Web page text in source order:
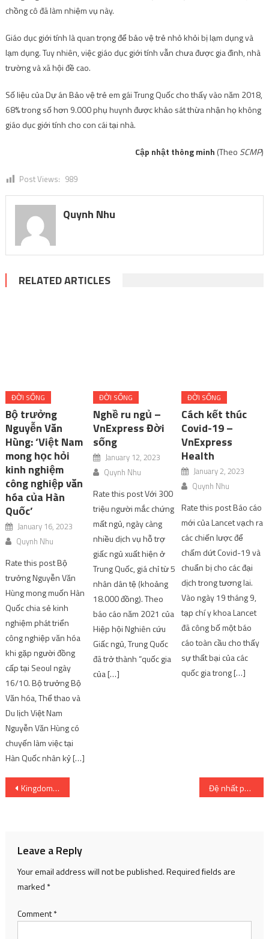
chồng cô đã làm nhiệm vụ này.
Giáo dục giới tính là quan trọng để bảo vệ trẻ nhỏ khỏi bị lạm dụng và
lạm dụng. Tuy nhiên, việc giáo dục giới tính vẫn chưa được gia đình, nhà
trường và xã hội đề cao.
Số liệu của Dự án Bảo vệ trẻ em gái Trung Quốc cho thấy vào năm 2018,
68% trong số hơn 9.000 phụ huynh được khảo sát thừa nhận họ không
giáo dục giới tính cho con cái tại nhà.
Cập nhật thông minh (Theo SCMP)
Post Views: 989
Quynh Nhu
RELATED ARTICLES
ĐỜI SỐNG
Bộ trưởng
Nguyễn Văn
Hùng: ‘Việt Nam
mong học hỏi
kinh nghiệm
công nghiệp văn
hóa của Hàn
Quốc’
January 16, 2023
Quynh Nhu
Rate this post Bộ
trưởng Nguyễn Văn
Hùng mong muốn Hàn
Quốc chia sẻ kinh
nghiệm phát triển
công nghiệp văn hóa
khi gặp người đồng
cấp tại Seoul ngày
16/10. Bộ trưởng Bộ
Văn hóa, Thể thao và
Du lịch Việt Nam
Nguyễn Văn Hùng có
chuyến làm việc tại
Hàn Quốc nhân kỷ […]
ĐỜI SỐNG
Nghề ru ngủ –
VnExpress Đời
sống
January 12, 2023
Quynh Nhu
Rate this post Với 300
triệu người mắc chứng
mất ngủ, ngày càng
nhiều dịch vụ hỗ trợ
giấc ngủ xuất hiện ở
Trung Quốc, giá chỉ từ 5
nhân dân tệ (khoảng
18.000 đồng). Theo
báo cáo năm 2021 của
Hiệp hội Nghiên cứu
Giấc ngủ, Trung Quốc
đã trở thành “quốc gia
của […]
ĐỜI SỐNG
Cách kết thúc
Covid-19 –
VnExpress
Health
January 2, 2023
Quynh Nhu
Rate this post Báo cáo
mới của Lancet vạch ra
các chiến lược để
chấm dứt Covid-19 và
chuẩn bị cho các đại
dịch trong tương lai.
Vào ngày 19 tháng 9,
tạp chí y khoa Lancet
đã công bố một báo
cáo toàn cầu cho thấy
sự thất bại của các
quốc gia trong […]
Post
Kingdom công bố sự hợp tác trong trò chơi với các siêu sao toàn cầu BTS Đệ nhất phu nhân Mỹ bị chỉ trích vì trang phục
Leave a Reply
Your email address will not be published.Required fields are
marked *
Comment*